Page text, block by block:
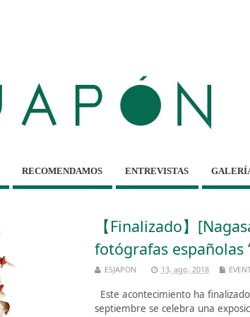
RECOMENDAMOS ENTREVISTAS
【Finalizado】
fotógrafas españolas
ESJAPON 13, ago, 2018
Este acontecimiento ha
septiembre se celebra una